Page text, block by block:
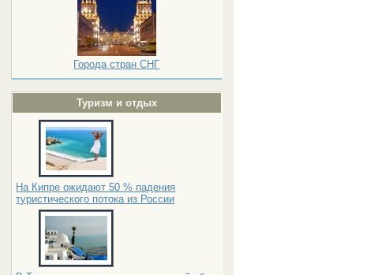
Города стран СНГ
Туризм и отдых
На Кипре ожидают 50 % падения
туристического потока из России